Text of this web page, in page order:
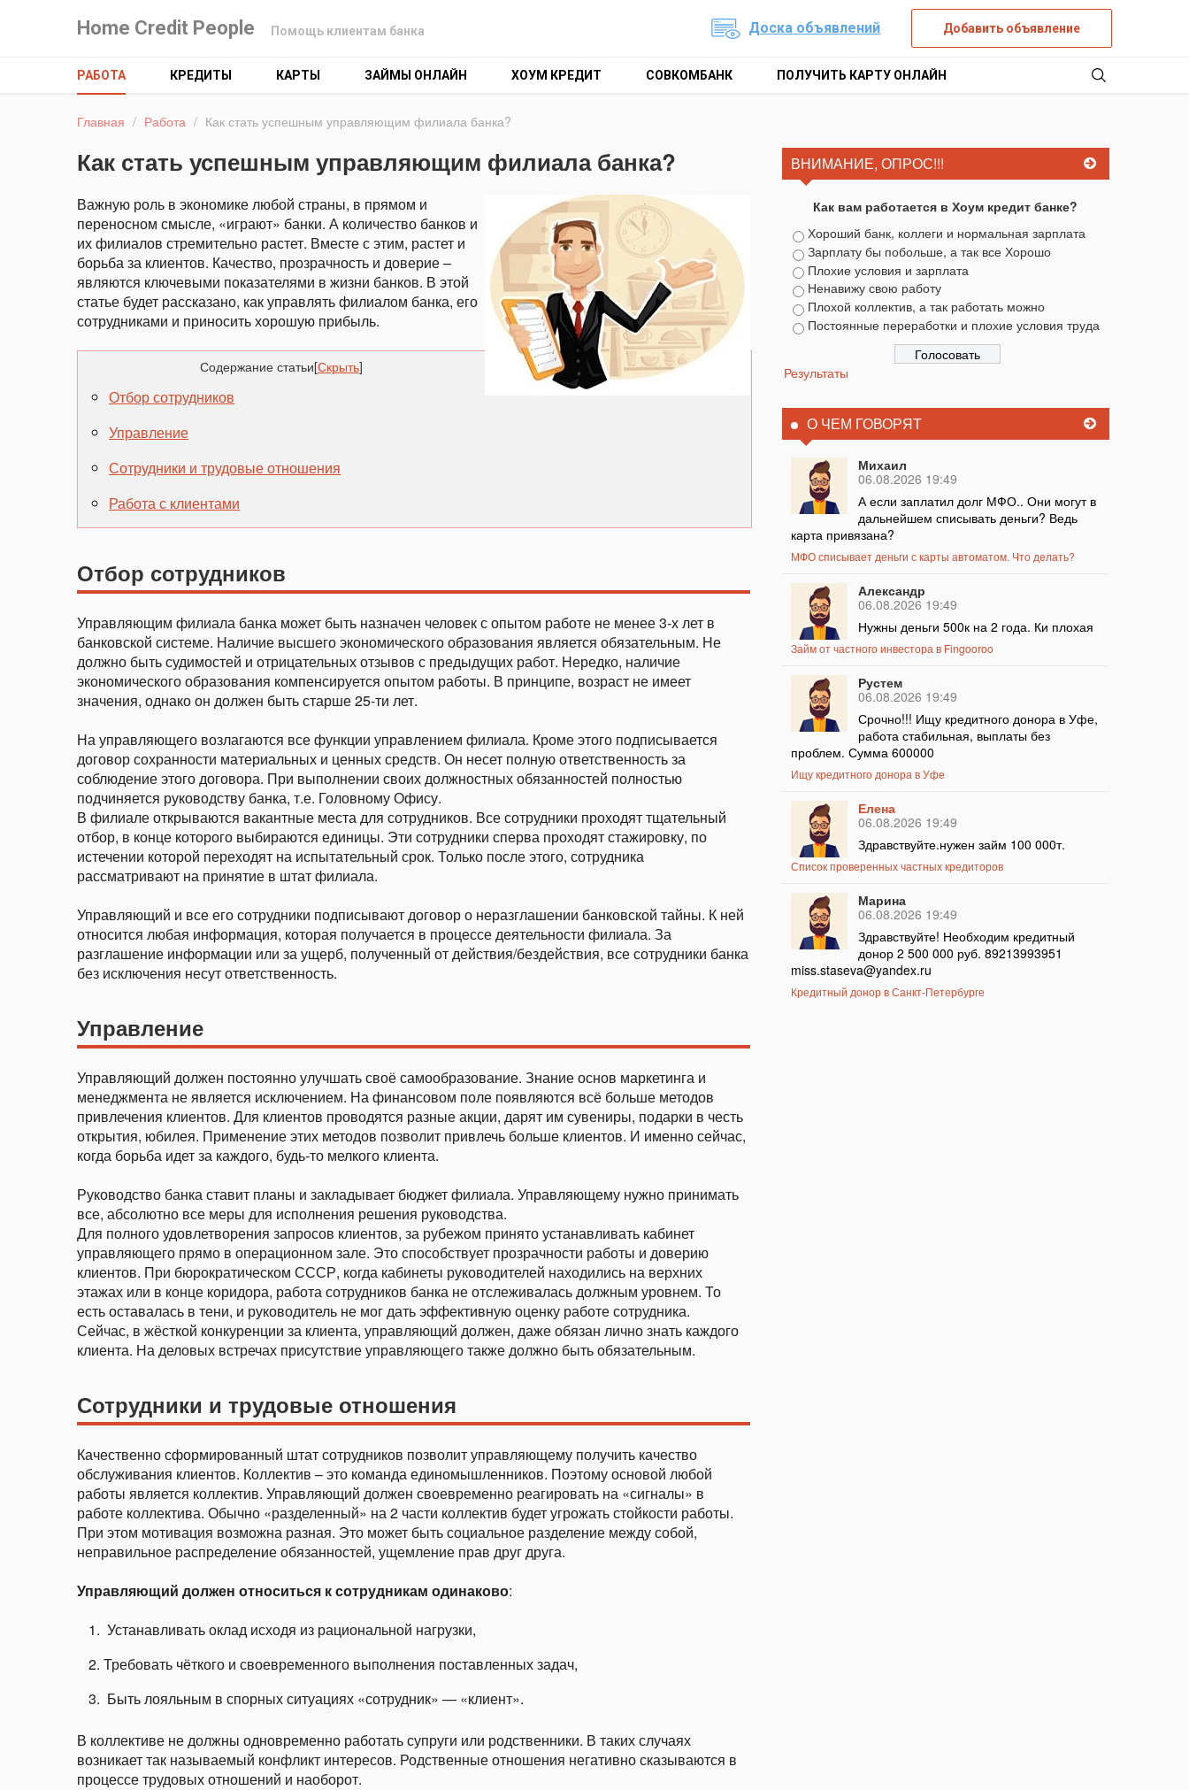
Home Credit People Помощь клиентам банка Доска объявлений Добавить объявление
РАБОТА КРЕДИТЫ КАРТЫ ЗАЙМЫ ОНЛАЙН ХОУМ КРЕДИТ СОВКОМБАНК ПОЛУЧИТЬ КАРТУ ОНЛАЙН
Главная / Работа / Как стать успешным управляющим филиала банка?
Как стать успешным управляющим филиала банка?
Важную роль в экономике любой страны, в прямом и
переносном смысле, «играют» банки. А количество банков и
их филиалов стремительно растет. Вместе с этим, растет и
борьба за клиентов. Качество, прозрачность и доверие –
являются ключевыми показателями в жизни банков. В этой
статье будет рассказано, как управлять филиалом банка, его
сотрудниками и приносить хорошую прибыль.
Содержание статьи[Скрыть]
Отбор сотрудников
Управление
Сотрудники и трудовые отношения
Работа с клиентами
Отбор сотрудников
Управляющим филиала банка может быть назначен человек с опытом работе не менее 3-х лет в
банковской системе. Наличие высшего экономического образования является обязательным. Не
должно быть судимостей и отрицательных отзывов с предыдущих работ. Нередко, наличие
экономического образования компенсируется опытом работы. В принципе, возраст не имеет
значения, однако он должен быть старше 25-ти лет.
На управляющего возлагаются все функции управлением филиала. Кроме этого подписывается
договор сохранности материальных и ценных средств. Он несет полную ответственность за
соблюдение этого договора. При выполнении своих должностных обязанностей полностью
подчиняется руководству банка, т.е. Головному Офису.
В филиале открываются вакантные места для сотрудников. Все сотрудники проходят тщательный
отбор, в конце которого выбираются единицы. Эти сотрудники сперва проходят стажировку, по
истечении которой переходят на испытательный срок. Только после этого, сотрудника
рассматривают на принятие в штат филиала.
Управляющий и все его сотрудники подписывают договор о неразглашении банковской тайны. К ней
относится любая информация, которая получается в процессе деятельности филиала. За
разглашение информации или за ущерб, полученный от действия/бездействия, все сотрудники банка
без исключения несут ответственность.
Управление
Управляющий должен постоянно улучшать своё самообразование. Знание основ маркетинга и
менеджмента не является исключением. На финансовом поле появляются всё больше методов
привлечения клиентов. Для клиентов проводятся разные акции, дарят им сувениры, подарки в честь
открытия, юбилея. Применение этих методов позволит привлечь больше клиентов. И именно сейчас,
когда борьба идет за каждого, будь-то мелкого клиента.
Руководство банка ставит планы и закладывает бюджет филиала. Управляющему нужно принимать
все, абсолютно все меры для исполнения решения руководства.
Для полного удовлетворения запросов клиентов, за рубежом принято устанавливать кабинет
управляющего прямо в операционном зале. Это способствует прозрачности работы и доверию
клиентов. При бюрократическом СССР, когда кабинеты руководителей находились на верхних
этажах или в конце коридора, работа сотрудников банка не отслеживалась должным уровнем. То
есть оставалась в тени, и руководитель не мог дать эффективную оценку работе сотрудника.
Сейчас, в жёсткой конкуренции за клиента, управляющий должен, даже обязан лично знать каждого
клиента. На деловых встречах присутствие управляющего также должно быть обязательным.
Сотрудники и трудовые отношения
Качественно сформированный штат сотрудников позволит управляющему получить качество
обслуживания клиентов. Коллектив – это команда единомышленников. Поэтому основой любой
работы является коллектив. Управляющий должен своевременно реагировать на «сигналы» в
работе коллектива. Обычно «разделенный» на 2 части коллектив будет угрожать стойкости работы.
При этом мотивация возможна разная. Это может быть социальное разделение между собой,
неправильное распределение обязанностей, ущемление прав друг друга.
Управляющий должен относиться к сотрудникам одинаково:
Устанавливать оклад исходя из рациональной нагрузки,
Требовать чёткого и своевременного выполнения поставленных задач,
Быть лояльным в спорных ситуациях «сотрудник» — «клиент».
В коллективе не должны одновременно работать супруги или родственники. В таких случаях
возникает так называемый конфликт интересов. Родственные отношения негативно сказываются в
процессе трудовых отношений и наоборот.
ВНИМАНИЕ, ОПРОС!!!
Как вам работается в Хоум кредит банке?
Хороший банк, коллеги и нормальная зарплата
Зарплату бы побольше, а так все Хорошо
Плохие условия и зарплата
Ненавижу свою работу
Плохой коллектив, а так работать можно
Постоянные переработки и плохие условия труда
Результаты
О ЧЕМ ГОВОРЯТ
Михаил
06.08.2026 19:49
А если заплатил долг МФО.. Они могут в
дальнейшем списывать деньги? Ведь
карта привязана?
МФО списывает деньги с карты автоматом. Что делать?
Александр
06.08.2026 19:49
Нужны деньги 500к на 2 года. Ки плохая
Займ от частного инвестора в Fingooroo
Рустем
06.08.2026 19:49
Срочно!!! Ищу кредитного донора в Уфе,
работа стабильная, выплаты без
проблем. Сумма 600000
Ищу кредитного донора в Уфе
Елена
06.08.2026 19:49
Здравствуйте.нужен займ 100 000т.
Список проверенных частных кредиторов
Марина
06.08.2026 19:49
Здравствуйте! Необходим кредитный
донор 2 500 000 руб. 89213993951
miss.staseva@yandex.ru
Кредитный донор в Санкт-Петербурге